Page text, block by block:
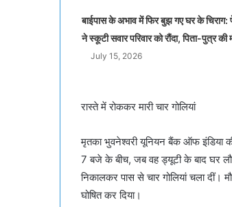
बाईपास के अभाव में फिर बुझ गए घर के चिराग:
ने स्कूटी सवार परिवार को रौंदा, पिता-पुत्र की
July 15, 2026
रास्ते में रोककर मारी चार गोलियां
मृतका भुवनेश्वरी यूनियन बैंक ऑफ इंडिया
7 बजे के बीच, जब वह ड्यूटी के बाद घर
निकालकर पास से चार गोलियां चला दीं।
घोषित कर दिया।